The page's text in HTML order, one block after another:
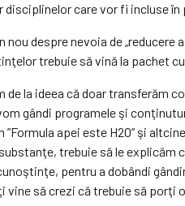
care vor fi incluse în
nou despre nevoia de
trebuie să vină la pachet
de la ideea că doar transferăm
gândi programele şi
”Formula apei este H2O” şi
trebuie să le
pentru a dobândi
vine să crezi că trebuie să porţi